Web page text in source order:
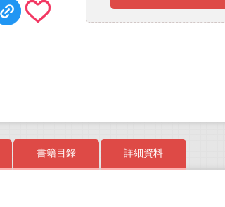
書籍目錄 詳細資料